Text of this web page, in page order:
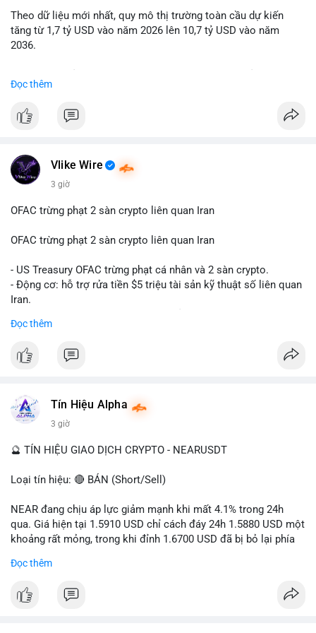
Lời khuyên: Nhà đầu tư nhỏ lẻ nên quan sát thêm 2-4 giờ sau
khi giao dịch được xác nhận, tránh hành động theo cảm xúc.
ưu tiên quản trị rủi ro trong giai đoạn biến động mạnh.
#btcmempool65k
Theo dữ liệu mới nhất, quy mô thị trường toàn cầu dự kiến
tăng từ 1,7 tỷ USD vào năm 2026 lên 10,7 tỷ USD vào năm
2036.
hàng năm (CAGR) ấn tượng lên tới 20,2%.
Điều gì đang thúc đẩy sự tăng trưởng vượt bậc này? Hãy cùng
Đọc thêm
Vlike Wire
3 giờ
OFAC trừng phạt 2 sàn crypto liên quan Iran
OFAC trừng phạt 2 sàn crypto liên quan Iran
- US Treasury OFAC trừng phạt cá nhân và 2 sàn crypto.
- Động cơ: hỗ trợ rửa tiền $5 triệu tài sản kỹ thuật số liên quan
Iran.
- Tác động: rủi ro cho thị trường crypto, tăng áp lực pháp lý.
#binancesquare
#vlikevn #titanbot
📰 Nguồn: Cointelegraph
Đọc thêm
Tín Hiệu Alpha
3 giờ
🔮 TÍN HIỆU GIAO DỊCH CRYPTO - NEARUSDT
Loại tín hiệu: 🔴 BÁN (Short/Sell)
NEAR đang chịu áp lực giảm mạnh khi mất 4.1% trong 24h
qua. Giá hiện tại 1.5910 USD chỉ cách đáy 24h 1.5880 USD một
khoảng rất mỏng, trong khi đỉnh 1.6700 USD đã bị bỏ lại phía
kiểm soát hoàn toàn. Khối lượng giao dịch 10.29 triệu NEAR
tiếp diễn.
Đọc thêm